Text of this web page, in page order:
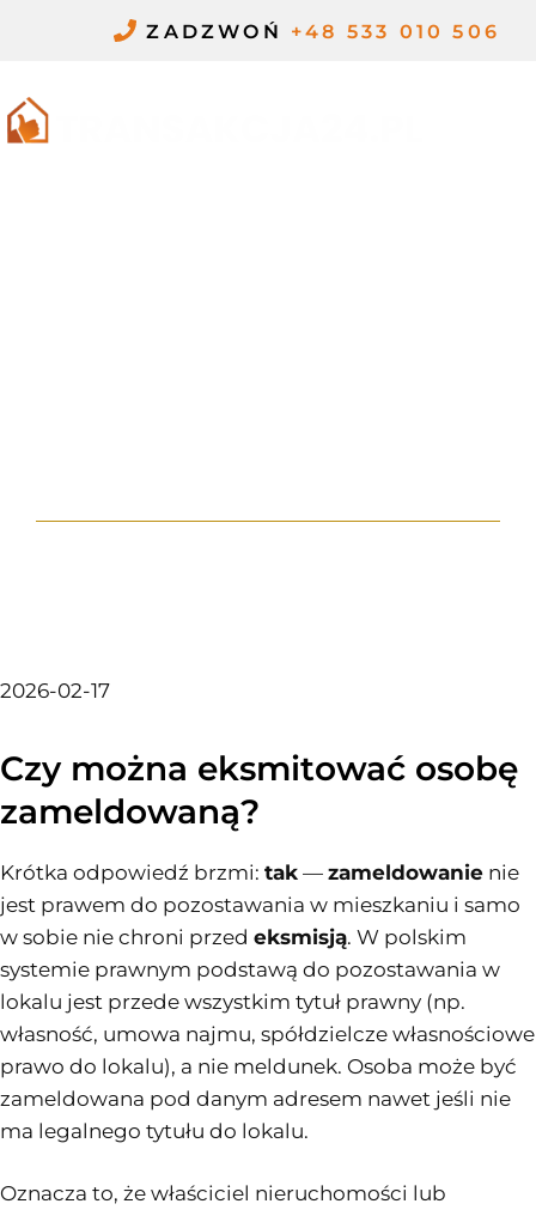
ZADZWOŃ +48 533 010 506
2026-02-17
Czy można eksmitować osobę
zameldowaną?
Krótka odpowiedź brzmi: tak — zameldowanie nie
jest prawem do pozostawania w mieszkaniu i samo
w sobie nie chroni przed eksmisją. W polskim
systemie prawnym podstawą do pozostawania w
lokalu jest przede wszystkim tytuł prawny (np.
własność, umowa najmu, spółdzielcze własnościowe
prawo do lokalu), a nie meldunek. Osoba może być
zameldowana pod danym adresem nawet jeśli nie
ma legalnego tytułu do lokalu.
Oznacza to, że właściciel nieruchomości lub